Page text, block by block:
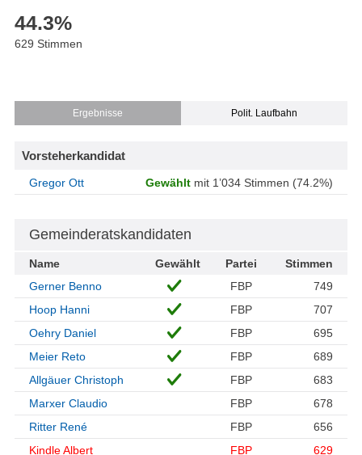
44.3%
629 Stimmen
Ergebnisse Polit. Laufbahn
Vorsteherkandidat
Gregor Ott Gewählt mit 1’034 Stimmen (74.2%)
Gemeinderatskandidaten
Name Gewählt Partei
Stimmen
Gerner Benno
FBP
749
Hoop Hanni
FBP
707
Oehry Daniel
FBP
695
Meier Reto
FBP
689
Allgäuer Christoph
FBP
683
Marxer Claudio
FBP
678
Ritter René
FBP
656
Kindle Albert
FBP 629